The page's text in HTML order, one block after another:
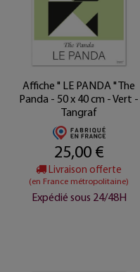
Affiche " LE PANDA " The
Panda - 50 x 40 cm - Vert -
Tangraf
25,00 €
Livraison offerte
(en France métropolitaine)
Expédié sous 24/48H